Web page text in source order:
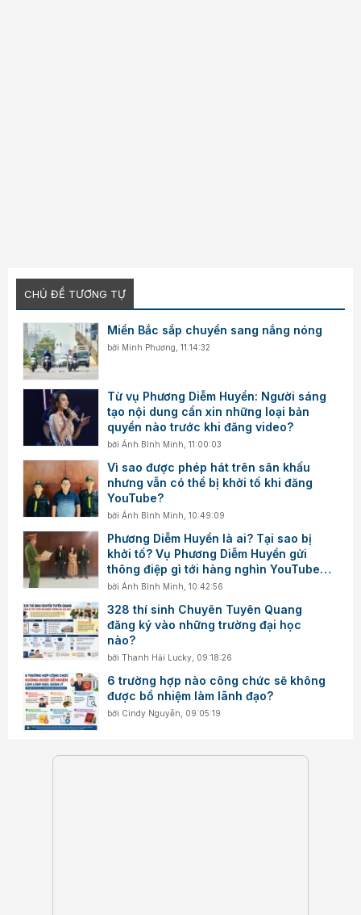
CHỦ ĐỀ TƯƠNG TỰ
Miền Bắc sắp chuyển sang nắng nóng
bởi Minh Phương ,11:14:32
Từ vụ Phương Diễm Huyền: Người sáng
tạo nội dung cần xin những loại bản
quyền nào trước khi đăng video?
bởiÁnh Bình Minh ,11:00:03
Vì sao được phép hát trên sân khấu
nhưng vẫn có thể bị khởi tố khi đăng
YouTube?
bởiÁnh Bình Minh ,10:49:09
Phương Diễm Huyền là ai? Tại sao bị
khởi tố? Vụ Phương Diễm Huyền gửi
thông điệp gì tới hàng nghìn YouTuber
Việt Nam?
bởiÁnh Bình Minh ,10:42:56
328 thí sinh Chuyên Tuyên Quang
đăng ký vào những trường đại học
nào?
bởiThanh Hải Lucky 09:18:26
6 trường hợp nào công chức sẽ không
được bổ nhiệm làm lãnh đạo?
bởi Cindy Nguyễn 09:05:19